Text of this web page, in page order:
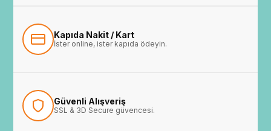
Kapıda Nakit / Kart
İster online, ister kapıda ödeyin.
Güvenli Alışveriş
SSL & 3D Secure güvencesi.